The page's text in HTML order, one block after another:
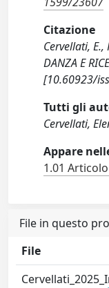
Citazione
Cervellati,
DANZA E
[10.60923/
Tutti gli
Cervellati,
Appare
1.01
File in questo
File